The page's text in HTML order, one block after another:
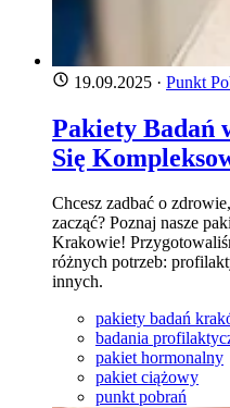
19.09.2025 · Punkt
Pakiety Badań
Się
Chcesz zadbać o
zacząć? Poznaj nasze
Krakowie!
różnych potrzeb:
innych.
pakiety badań
badania
pakiet hormonalny
pakiet ciążowy
punkt pobrań